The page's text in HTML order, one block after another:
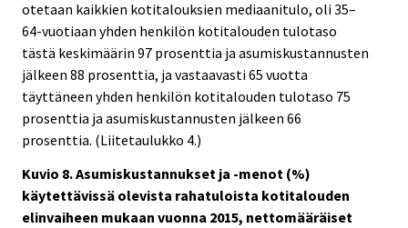
otetaan kaikkien kotitalouksien mediaanitulo, oli 35–
64-vuotiaan yhden henkilön kotitalouden tulotaso
tästä keskimäärin 97 prosenttia ja asumiskustannusten
jälkeen 88 prosenttia, ja vastaavasti 65 vuotta
täyttäneen yhden henkilön kotitalouden tulotaso 75
prosenttia ja asumiskustannusten jälkeen 66
prosenttia. (Liitetaulukko 4.)
Kuvio 8. Asumiskustannukset ja -menot (%)
käytettävissä olevista rahatuloista kotitalouden
elinvaiheen mukaan vuonna 2015, nettomääräiset